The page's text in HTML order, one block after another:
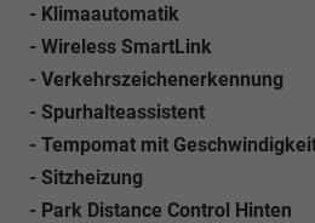
- Klimaautomatik
- Wireless SmartLink
- Verkehrszeichenerkennung
- Spurhalteassistent
- Tempomat mit
- Sitzheizung
- Park Distance Control Hinten